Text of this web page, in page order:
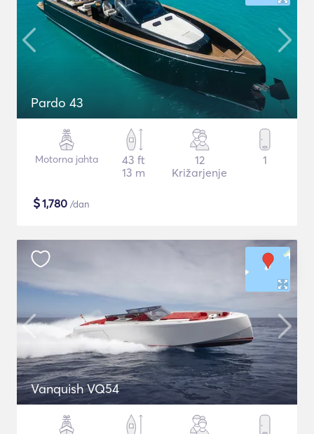
Pardo 43
Motorna jahta
43 ft
13 m
12
Križarjenje
1
$1,780 /dan
Vanquish VQ54